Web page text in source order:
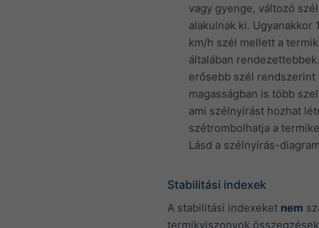
vagy gyenge, változó
alakulnak ki. Ugyanakkor
km/h szél mellett a
általában
erősebb szél rendszerint
magasságban is több
ami szélnyírást hozhat
szétrombolhatja a
Lásd a szélnyírás-
Stabilitási indexek
A stabilitási indexeket nem
termikviszonyok